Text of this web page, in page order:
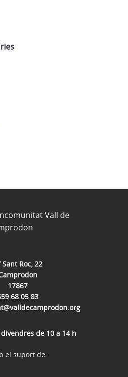
Sant Roc, 22
17867
68 05 83
de 10 a 14 h
Vall de
el suport de: